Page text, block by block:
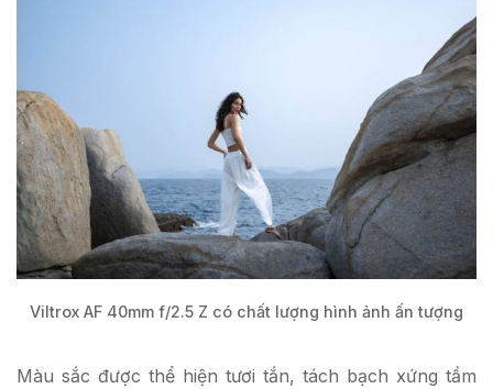
Viltrox AF 40mm f/2.5 Z có chất lượng hình ảnh ấn tượng
Màu sắc được thể hiện tươi tắn, tách bạch xứng tầm